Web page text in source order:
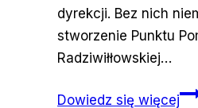
dyrekcji. Bez nich
stworzenie Punktu
Radziwiłłowskiej…
Dowiedz się więcej